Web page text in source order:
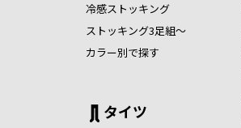
冷感ストッキング
ストッキング3足組～
カラー別で探す
タイツ